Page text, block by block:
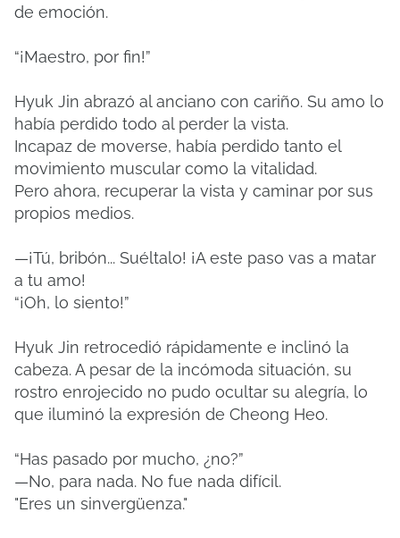
de emoción.
“¡Maestro, por fin!”
Hyuk Jin abrazó al anciano con cariño. Su amo lo
había perdido todo al perder la vista.
Incapaz de moverse, había perdido tanto el
movimiento muscular como la vitalidad.
Pero ahora, recuperar la vista y caminar por sus
propios medios.
—¡Tú, bribón... Suéltalo! ¡A este paso vas a matar
a tu amo!
“¡Oh, lo siento!”
Hyuk Jin retrocedió rápidamente e inclinó la
cabeza. A pesar de la incómoda situación, su
rostro enrojecido no pudo ocultar su alegría, lo
que iluminó la expresión de Cheong Heo.
“Has pasado por mucho, ¿no?”
—No, para nada. No fue nada difícil.
"Eres un sinvergüenza."